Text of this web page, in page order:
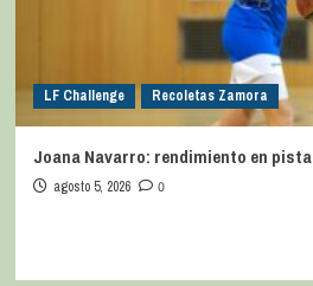
LF Challenge Recoletas Zamora
Joana Navarro: rendimiento en pista
agosto 5, 2026 0